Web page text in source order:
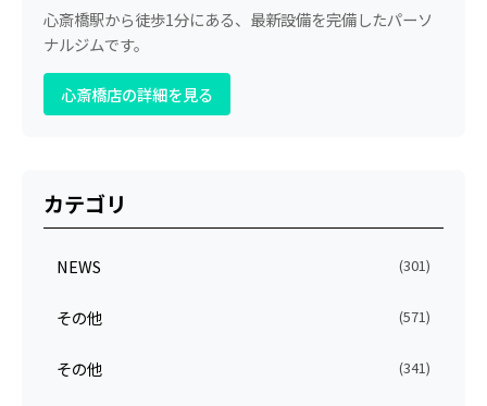
心斎橋駅から徒歩1分にある、最新設備を完備したパーソ
ナルジムです。
心斎橋店の詳細を見る
カテゴリ
NEWS (301)
その他 (571)
その他 (341)